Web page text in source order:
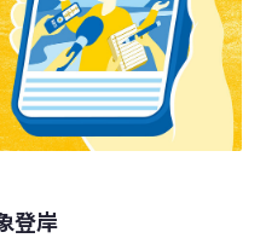
jet stream）的位置；高空
登岸